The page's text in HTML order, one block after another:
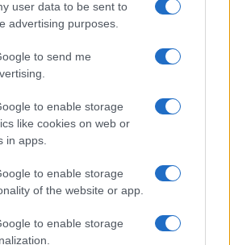
user data to be sent to
advertising purposes.
to send me
to enable storage
like cookies on web or
in apps.
to enable storage
of the website or app.
to enable storage
Cabras
Stampa Pubblicità